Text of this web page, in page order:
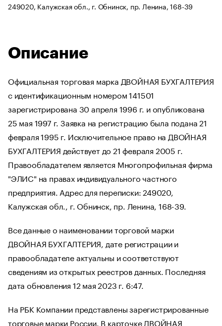
249020, Калужская обл., г. Обнинск, пр. Ленина, 168-39
Описание
Официальная торговая марка ДВОЙНАЯ БУХГАЛТЕРИЯ
с идентификационным номером 141501
зарегистрирована 30 апреля 1996 г. и опубликована
25 мая 1997 г. Заявка на регистрацию была подана 21
февраля 1995 г. Исключительное право на ДВОЙНАЯ
БУХГАЛТЕРИЯ действует до 21 февраля 2005 г.
Правообладателем является Многопрофильная фирма
"ЭЛИС" на правах индивидуального частного
предприятия. Адрес для переписки: 249020,
Калужская обл., г. Обнинск, пр. Ленина, 168-39.
Все данные о наименовании торговой марки
ДВОЙНАЯ БУХГАЛТЕРИЯ, дате регистрации и
правообладателе актуальны и соответствуют
сведениям из открытых реестров данных. Последняя
дата обновления 12 мая 2023 г. 6:47.
На РБК Компании представлены зарегистрированные
торговые марки России. В карточке ДВОЙНАЯ